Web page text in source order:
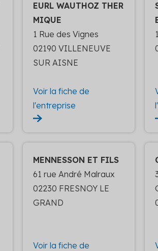
EURL WAUTHOZ THER
MIQUE
1 Rue des Vignes
02190 VILLENEUVE
SUR AISNE
Voir la fiche de
l'entreprise
MENNESSON ET FILS
61 rue André Malraux
02230 FRESNOY LE
GRAND
Voir la fiche de